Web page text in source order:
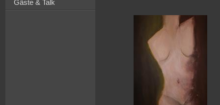
Gäste & Talk